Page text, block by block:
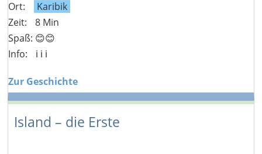
Ort:
Karibik
Zeit:
8 Min
Spaß: 😊😊
Info:
ℹ️ ℹ️ ℹ️
Zur Geschichte
Island – die Erste